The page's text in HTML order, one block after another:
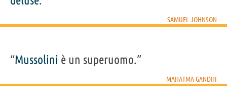
SAMUEL JOHNSON
“Mussolini è un superuomo.”
MAHATMA GANDHI